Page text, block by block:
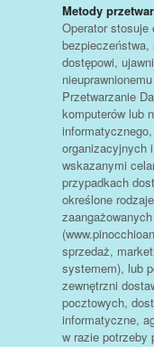
Metody
Operator stosuje
bezpieczeństwa,
dostępowi,
Przetwarzanie
komputerów lub
organizacyjnych
wskazanymi
przypadkach
określone
sprzedaż,
systemem), lub
zewnętrzni
pocztowych,
informatyczne,
w razie potrzeby